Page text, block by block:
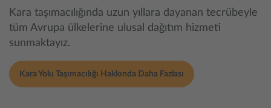
Kara taşımacılığında uzun yıllara dayanan tecrübeyle
tüm Avrupa ülkelerine ulusal dağıtım hizmeti
sunmaktayız.
Kara Yolu Taşımacılığı Hakkında Daha Fazlası